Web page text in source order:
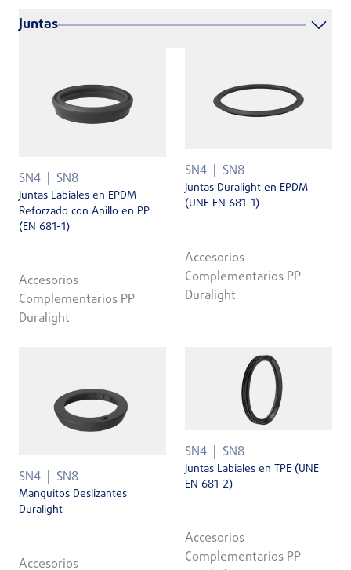
Juntas
SN4 SN8
Juntas Labiales en EPDM
Reforzado con Anillo en PP
(EN 681-1)
Accesorios
Complementarios PP
Duralight
SN4 SN8
Juntas Duralight en EPDM
(UNE EN 681-1)
Accesorios
Complementarios PP
Duralight
SN4 SN8
Manguitos Deslizantes
Duralight
Accesorios
SN4 SN8
Juntas Labiales en TPE (UNE
EN 681-2)
Accesorios
Complementarios PP